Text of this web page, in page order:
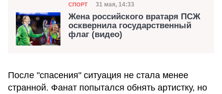
Категория
СПОРТ Дата публикации
31 мая, 14:33
Жена российского вратаря ПСЖ
осквернила государственный
флаг (видео)
После "спасения" ситуация не стала менее
странной. Фанат попытался обнять артистку, но